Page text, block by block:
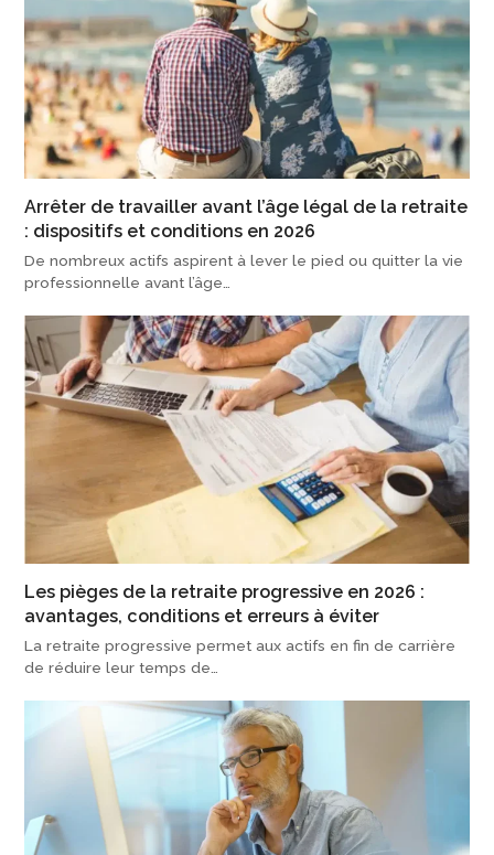
Arrêter de travailler avant l’âge légal de la retraite
: dispositifs et conditions en 2026
De nombreux actifs aspirent à lever le pied ou quitter la vie
professionnelle avant l’âge…
Les pièges de la retraite progressive en 2026 :
avantages, conditions et erreurs à éviter
La retraite progressive permet aux actifs en fin de carrière
de réduire leur temps de…